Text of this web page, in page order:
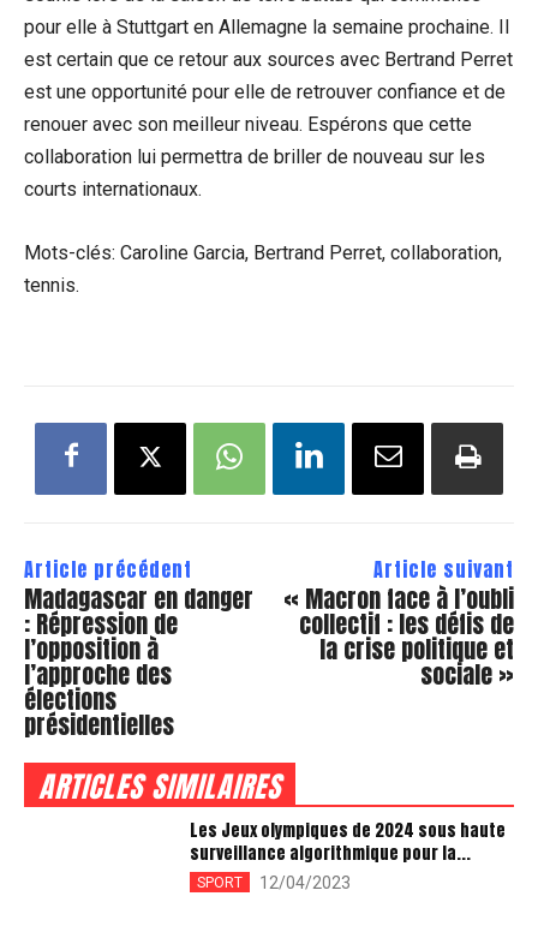
pour elle à Stuttgart en Allemagne la semaine prochaine. Il
est certain que ce retour aux sources avec Bertrand Perret
est une opportunité pour elle de retrouver confiance et de
renouer avec son meilleur niveau. Espérons que cette
collaboration lui permettra de briller de nouveau sur les
courts internationaux.
Mots-clés: Caroline Garcia, Bertrand Perret, collaboration,
tennis.
Article précédent
Madagascar en danger
: Répression de
l’opposition à
l’approche des
élections
présidentielles
Article suivant
« Macron face à l’oubli
collectif : les défis de
la crise politique et
sociale »
ARTICLES SIMILAIRES
Les Jeux olympiques de 2024 sous haute
surveillance algorithmique pour la...
SPORT 12/04/2023